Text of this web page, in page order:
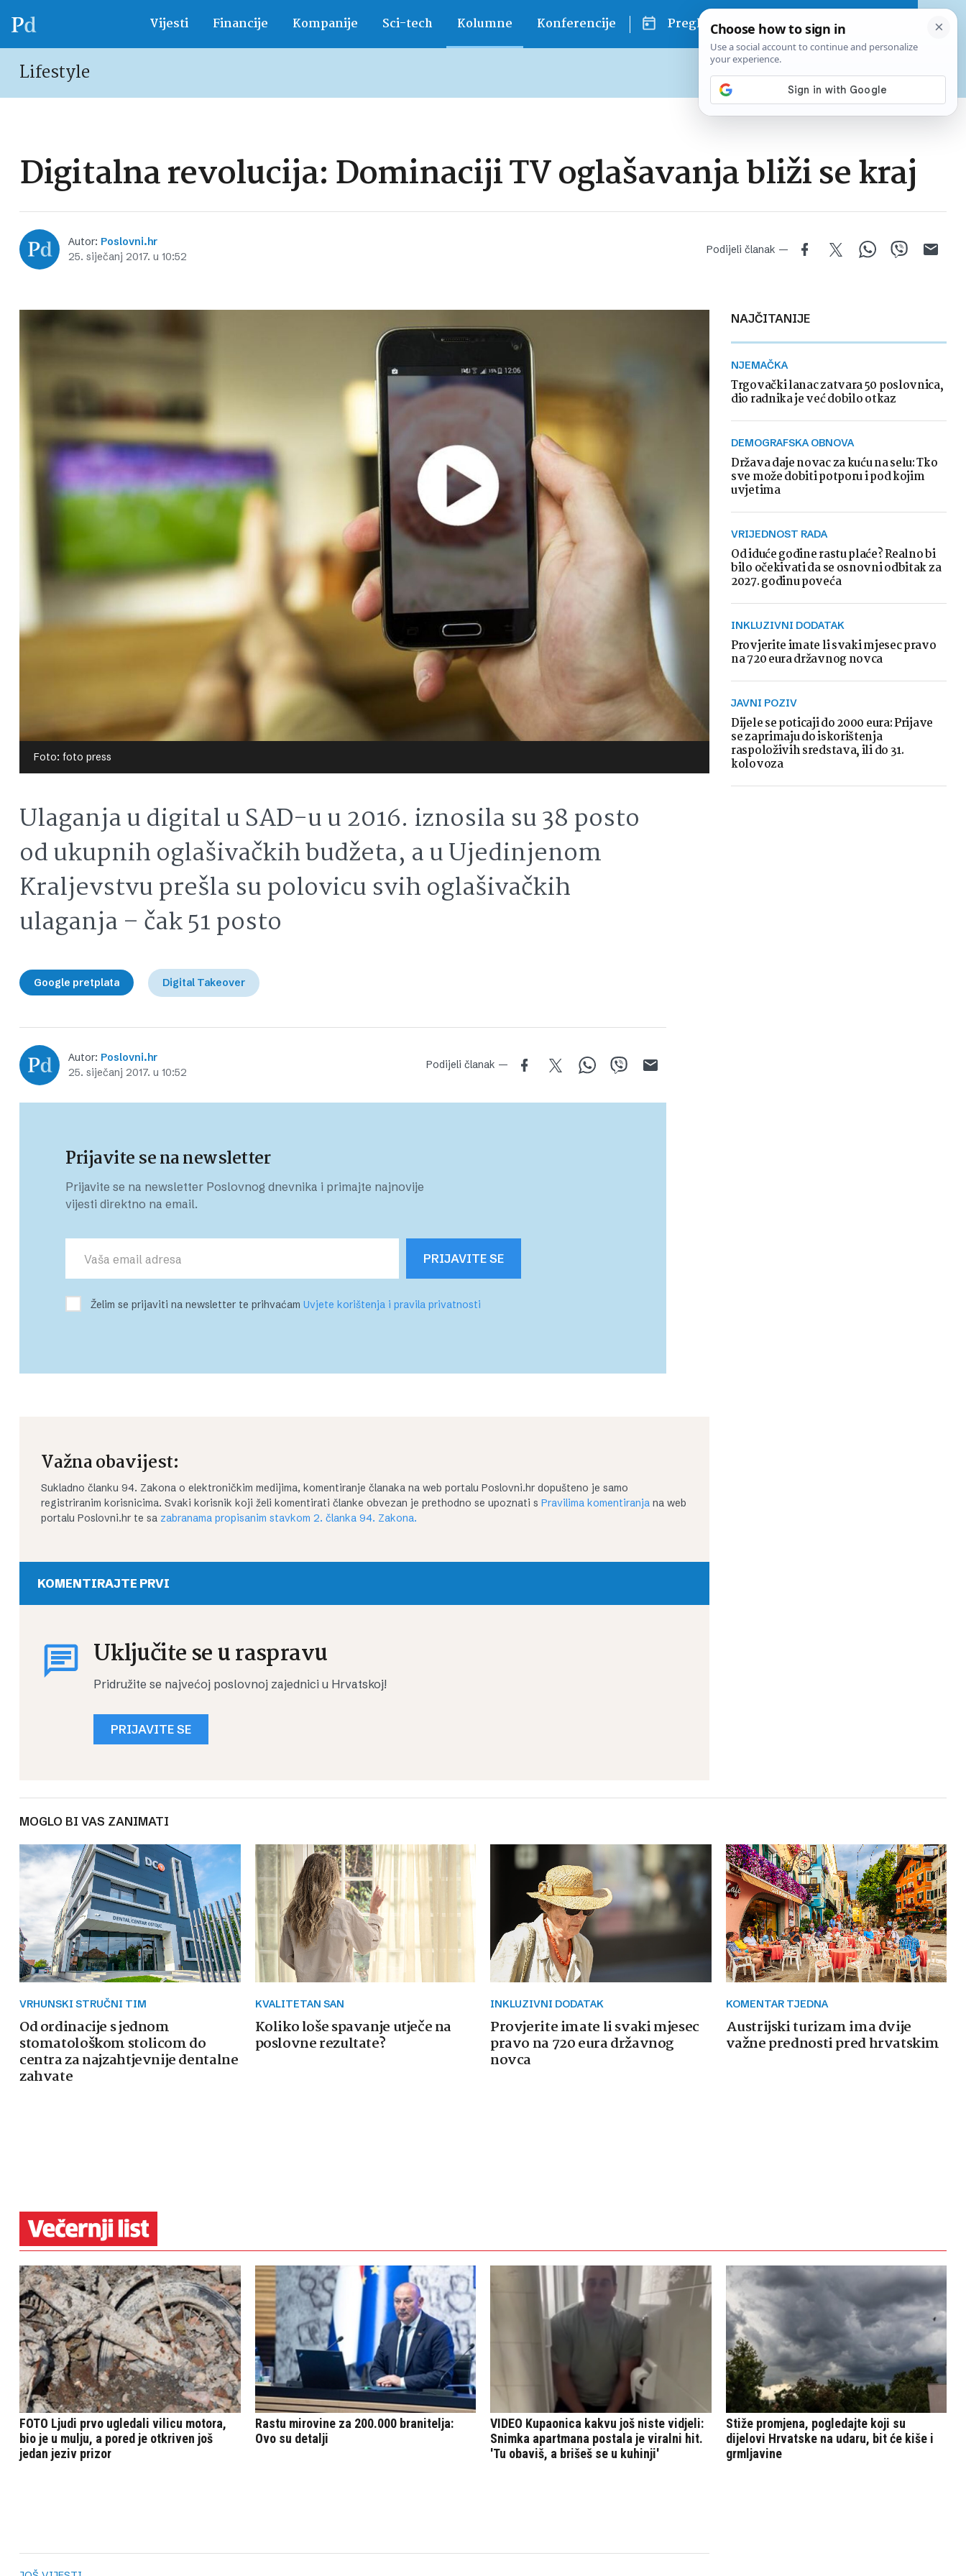
Vijesti Financije Kompanije Sci-tech Kolumne Konferencije Pregled dana
Lifestyle
Već od10 EURmjesečno
Digitalna revolucija: Dominaciji TV oglašavanja bliži se kraj
Autor: Poslovni.hr
25. siječanj 2017. u 10:52
Podijeli članak —
Foto: foto press
Ulaganja u digital u SAD-u u 2016. iznosila su 38 posto
od ukupnih oglašivačkih budžeta, a u Ujedinjenom
Kraljevstvu prešla su polovicu svih oglašivačkih
ulaganja – čak 51 posto
Google pretplata Digital Takeover
Autor: Poslovni.hr
25. siječanj 2017. u 10:52
Podijeli članak —
Prijavite se na newsletter
Prijavite se na newsletter Poslovnog dnevnika i primajte najnovije
vijesti direktno na email.
PRIJAVITE SE
Želim se prijaviti na newsletter te prihvaćam Uvjete korištenja i pravila privatnosti
Važna obavijest:
Sukladno članku 94. Zakona o elektroničkim medijima, komentiranje članaka na web portalu Poslovni.hr dopušteno je samo
registriranim korisnicima. Svaki korisnik koji želi komentirati članke obvezan je prethodno se upoznati s Pravilima komentiranja na web
portalu Poslovni.hr te sa zabranama propisanim stavkom 2. članka 94. Zakona.
KOMENTIRAJTE PRVI
Uključite se u raspravu
Pridružite se najvećoj poslovnoj zajednici u Hrvatskoj!
PRIJAVITE SE
NAJČITANIJE
NJEMAČKA
Trgovački lanac zatvara 50 poslovnica,
dio radnika je već dobilo otkaz
DEMOGRAFSKA OBNOVA
Država daje novac za kuću na selu: Tko
sve može dobiti potporu i pod kojim
uvjetima
VRIJEDNOST RADA
Od iduće godine rastu plaće? Realno bi
bilo očekivati da se osnovni odbitak za
2027. godinu poveća
INKLUZIVNI DODATAK
Provjerite imate li svaki mjesec pravo
na 720 eura državnog novca
JAVNI POZIV
Dijele se poticaji do 2000 eura: Prijave
se zaprimaju do iskorištenja
raspoloživih sredstava, ili do 31.
kolovoza
MOGLO BI VAS ZANIMATI
VRHUNSKI STRUČNI TIM
Od ordinacije s jednom
stomatološkom stolicom do
centra za najzahtjevnije dentalne
zahvate
KVALITETAN SAN
Koliko loše spavanje utječe na
poslovne rezultate?
INKLUZIVNI DODATAK
Provjerite imate li svaki mjesec
pravo na 720 eura državnog
novca
KOMENTAR TJEDNA
Austrijski turizam ima dvije
važne prednosti pred hrvatskim